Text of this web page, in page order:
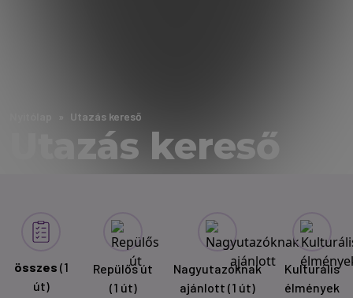
Utazás kereső
Utazás kereső
összes (1
út)
Repülős út
(1 út)
Nagyutazóknak
ajánlott (1 út)
Kulturális
élmények